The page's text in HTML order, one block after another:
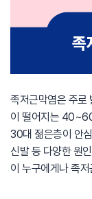
족저근막염은 주로
이 떨어지는
30대 젊은층이 안
신발 등 다양한 원
이 누구에게나 족